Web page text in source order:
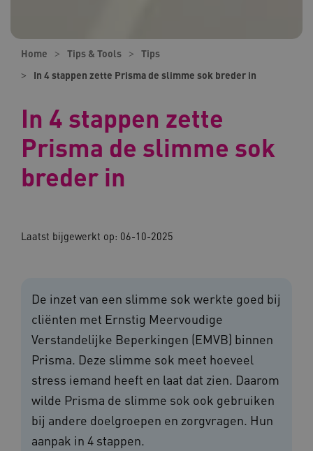
Home Tips & Tools
Tips
In 4 stappen zette Prisma de slimme sok breder in
In 4 stappen zette
Prisma de slimme sok
breder in
Laatst bijgewerkt op: 06-10-2025
De inzet van een slimme sok werkte goed bij
cliënten met Ernstig Meervoudige
Verstandelijke Beperkingen (EMVB) binnen
Prisma. Deze slimme sok meet hoeveel
stress iemand heeft en laat dat zien. Daarom
wilde Prisma de slimme sok ook gebruiken
bij andere doelgroepen en zorgvragen. Hun
aanpak in 4 stappen.